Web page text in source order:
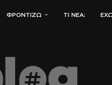
ΦΡΟΝΤΊΖΩ ΤΙ ΝΈΑ;